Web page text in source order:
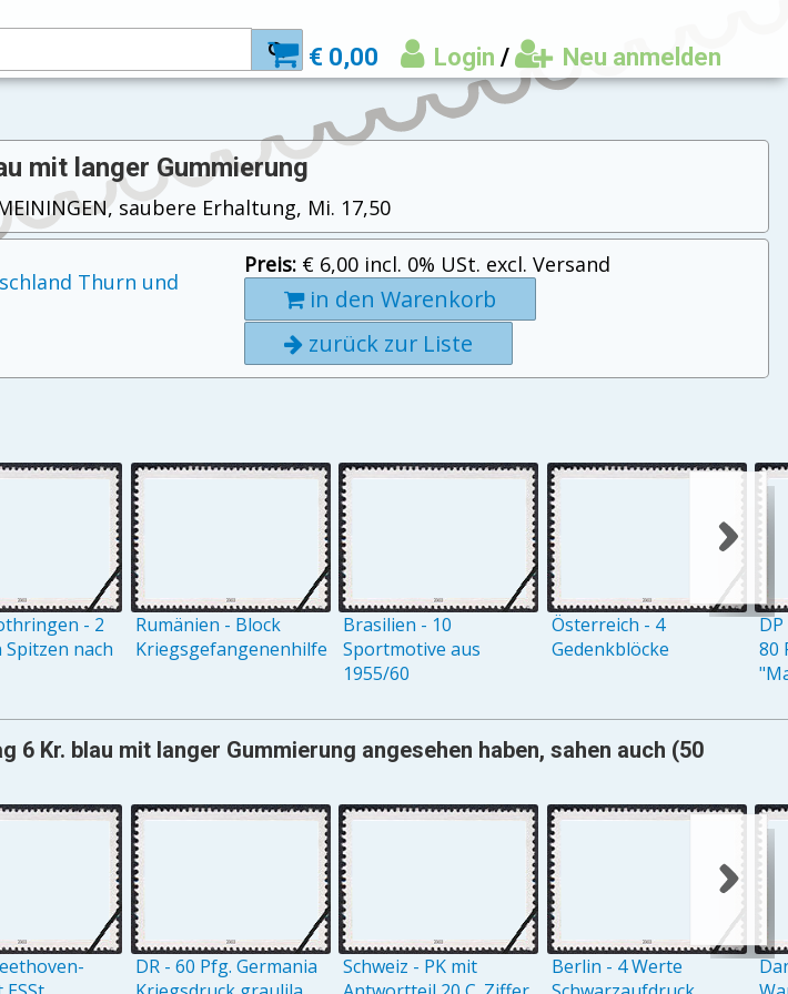
€ 0,00 Login / Neu anmelden
mit langer Gummierung
saubere Erhaltung, Mi. 17,50
Thurn und
Preis: € 6,00 incl. 0% USt. excl. Versand
in den Warenkorb
zurück zur Liste
- 2
Spitzen nach
Rumänien - Block
Kriegsgefangenenhilfe
Brasilien - 10
Sportmotive aus
1955/60
Österreich - 4
Gedenkblöcke
80
6 Kr. blau mit langer Gummierung angesehen haben, sahen auch (50
DR - 60 Pfg. Germania
Schweiz - PK mit
Berlin - 4 Werte